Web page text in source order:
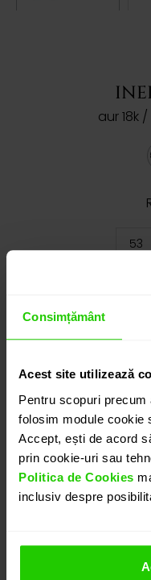
Consimțământ
Acest site utilizează
Pentru scopuri
folosim module cookie
Accept, ești de acord
prin cookie-uri sau
Politica de Cookies
inclusiv despre
aur 18k
Cauți o